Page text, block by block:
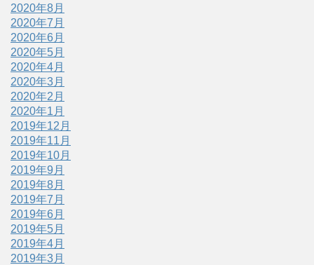
2020年8月
2020年7月
2020年6月
2020年5月
2020年4月
2020年3月
2020年2月
2020年1月
2019年12月
2019年11月
2019年10月
2019年9月
2019年8月
2019年7月
2019年6月
2019年5月
2019年4月
2019年3月